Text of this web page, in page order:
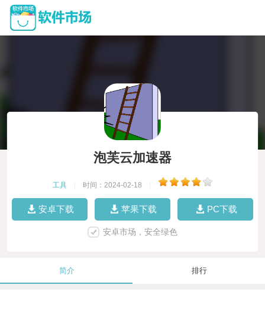
泡芙云加速器
工具 时间：2024-02-18
安卓下载 苹果下载 PC下载
安卓市场，安全绿色
简介 排行